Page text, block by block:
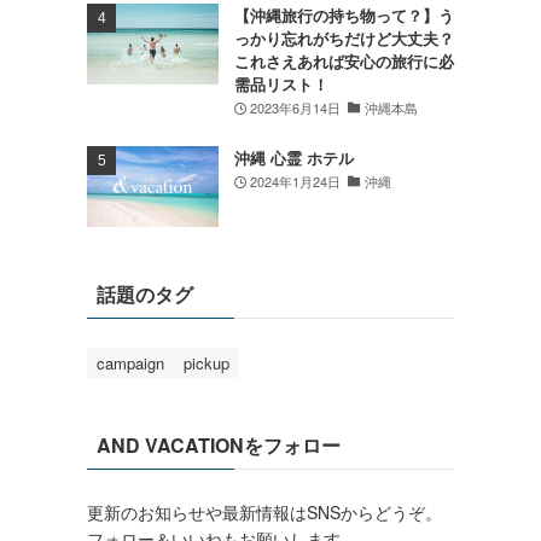
【沖縄旅行の持ち物って？】う
っかり忘れがちだけど大丈夫？
これさえあれば安心の旅行に必
需品リスト！
2023年6月14日 沖縄本島
沖縄 心霊 ホテル
2024年1月24日 沖縄
話題のタグ
campaign pickup
AND VACATIONをフォロー
更新のお知らせや最新情報はSNSからどうぞ。